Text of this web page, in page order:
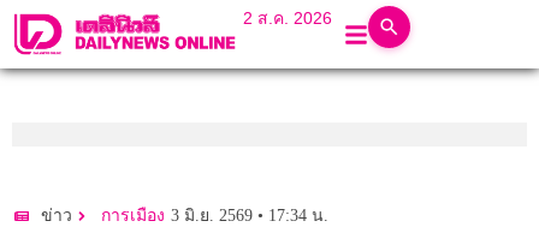
2 ส.ค. 2026
ข่าว การเมือง 3 มิ.ย. 2569 • 17:34 น.